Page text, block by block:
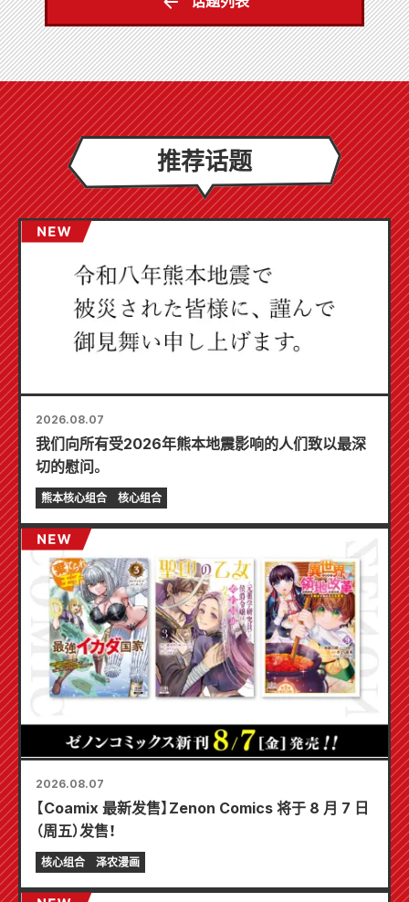
推荐话题
2026.08.07
我们向所有受2026年熊本地震影响的人们致以最深
切的慰问。
熊本核心组合 核心组合
2026.08.07
【Coamix 最新发售】Zenon Comics 将于 8 月 7 日
（周五）发售！
核心组合 泽农漫画